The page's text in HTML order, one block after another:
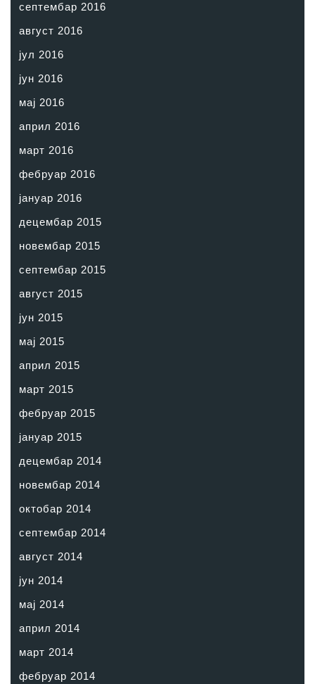
септембар 2016
август 2016
јул 2016
јун 2016
мај 2016
април 2016
март 2016
фебруар 2016
јануар 2016
децембар 2015
новембар 2015
септембар 2015
август 2015
јун 2015
мај 2015
април 2015
март 2015
фебруар 2015
јануар 2015
децембар 2014
новембар 2014
октобар 2014
септембар 2014
август 2014
јун 2014
мај 2014
април 2014
март 2014
фебруар 2014